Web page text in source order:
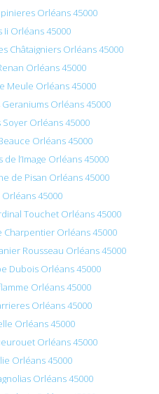
Orléans 45000
Ii Orléans 45000
Châtaigniers Orléans 45000
Orléans 45000
Meule Orléans 45000
Orléans 45000
Orléans 45000
Orléans 45000
l’Image Orléans 45000
de Pisan Orléans 45000
45000
Touchet Orléans 45000
Charpentier Orléans 45000
Rousseau Orléans 45000
Dubois Orléans 45000
Orléans 45000
Orléans 45000
Orléans 45000
Orléans 45000
Orléans 45000
Orléans 45000